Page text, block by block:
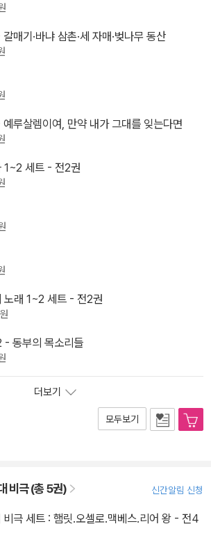
매기·바냐 삼촌·세 자매·벚나무 동산
루살렘이여, 만약 내가 그대를 잊는다면
1~2 세트 - 전2권
노래 1~2 세트 - 전2권
원
- 동부의 목소리들
더보기
모두보기
비극 (총 5권) 신간알림 신청
극 세트 : 햄릿.오셀로.맥베스.리어 왕 - 전4